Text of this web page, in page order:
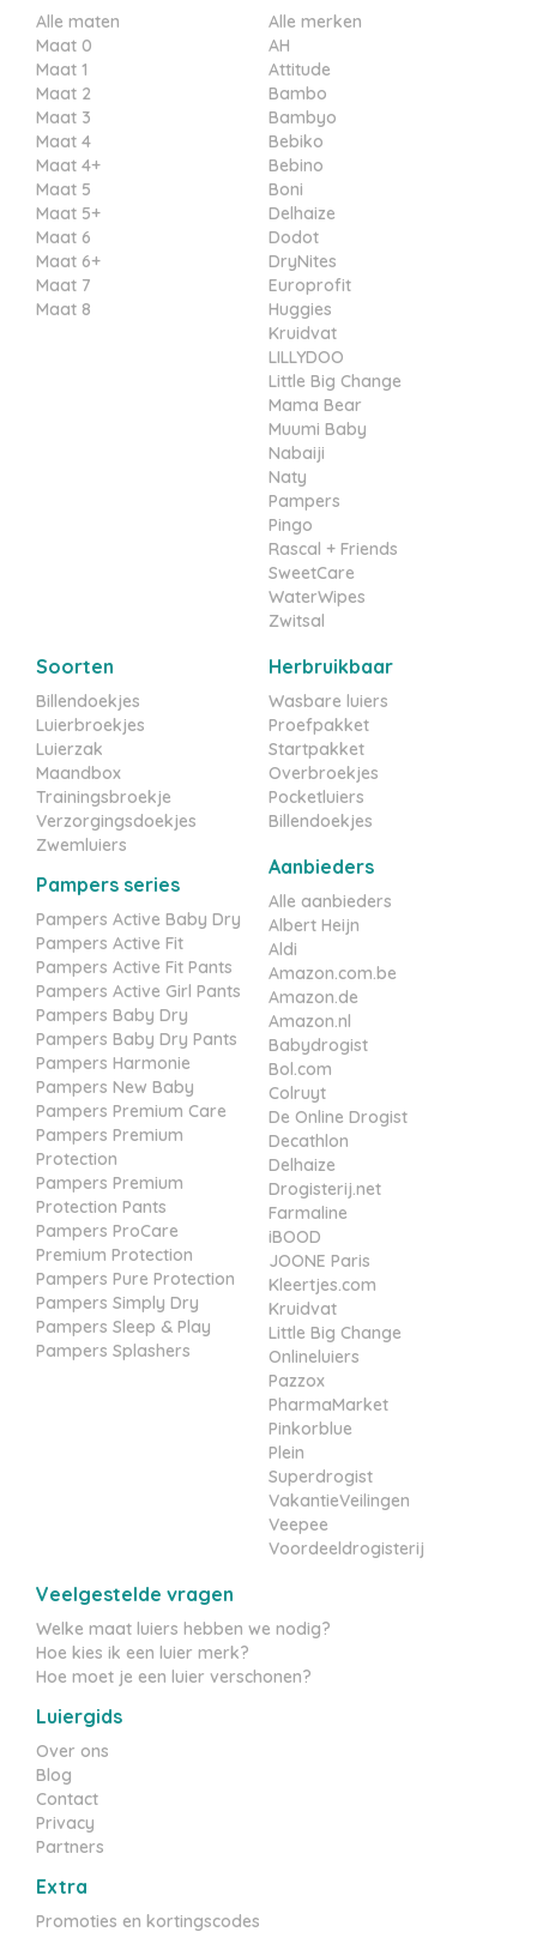
Alle maten
Maat 0
Maat 1
Maat 2
Maat 3
Maat 4
Maat 4+
Maat 5
Maat 5+
Maat 6
Maat 6+
Maat 7
Maat 8
Alle merken
AH
Attitude
Bambo
Bambyo
Bebiko
Bebino
Boni
Delhaize
Dodot
DryNites
Europrofit
Huggies
Kruidvat
LILLYDOO
Little Big Change
Mama Bear
Muumi Baby
Nabaiji
Naty
Pampers
Pingo
Rascal + Friends
SweetCare
WaterWipes
Zwitsal
Soorten
Billendoekjes
Luierbroekjes
Luierzak
Maandbox
Trainingsbroekje
Verzorgingsdoekjes
Zwemluiers
Pampers series
Pampers Active Baby Dry
Pampers Active Fit
Pampers Active Fit Pants
Pampers Active Girl Pants
Pampers Baby Dry
Pampers Baby Dry Pants
Pampers Harmonie
Pampers New Baby
Pampers Premium Care
Pampers Premium
Protection
Pampers Premium
Protection Pants
Pampers ProCare
Premium Protection
Pampers Pure Protection
Pampers Simply Dry
Pampers Sleep & Play
Pampers Splashers
Herbruikbaar
Wasbare luiers
Proefpakket
Startpakket
Overbroekjes
Pocketluiers
Billendoekjes
Aanbieders
Alle aanbieders
Albert Heijn
Aldi
Amazon.com.be
Amazon.de
Amazon.nl
Babydrogist
Bol.com
Colruyt
De Online Drogist
Decathlon
Delhaize
Drogisterij.net
Farmaline
iBOOD
JOONE Paris
Kleertjes.com
Kruidvat
Little Big Change
Onlineluiers
Pazzox
PharmaMarket
Pinkorblue
Plein
Superdrogist
VakantieVeilingen
Veepee
Voordeeldrogisterij
Veelgestelde vragen
Welke maat luiers hebben we nodig?
Hoe kies ik een luier merk?
Hoe moet je een luier verschonen?
Luiergids
Over ons
Blog
Contact
Privacy
Partners
Extra
Promoties en kortingscodes